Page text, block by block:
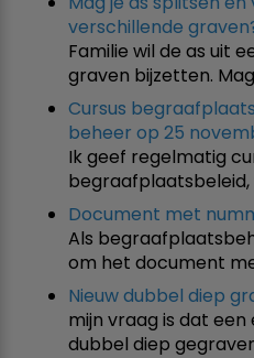
verschillende
Familie wil de as uit
graven bijzetten.
Cursus
beheer op 25
Ik geef regelmatig
Document met
Als
om het document
Nieuw dubbel diep
mijn vraag is dat
dubbel diep